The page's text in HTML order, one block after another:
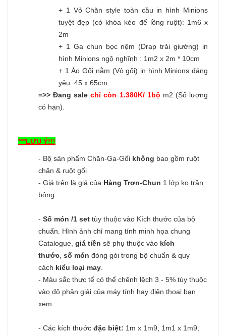
+ 1 Vỏ Chăn style toàn cầu in hình Minions
tuyệt đẹp (có khóa kéo để lồng ruột): 1m6 x
2m
+ 1 Ga chun bọc nệm (Drap trải giường) in
hình Minions ngộ nghĩnh : 1m2 x 2m * 10cm
+ 1 Áo Gối nằm (Vỏ gối) in hình Minions đáng
yêu: 45 x 65cm
=>> Đang salechỉ còn 1.380K/ 1bộ m2 (Số lượng
có hạn).
***LƯU Ý!!!
- Bộ sản phẩm Chăn-Ga-Gối không bao gồm ruột
chăn & ruột gối
- Giá trên là giá của Hàng Trơn-Chun 1 lớp ko trần
bông
- Số món /1 set tùy thuộc vào Kích thước của bộ
chuẩn. Hình ảnh chỉ mang tính minh họa chung
Catalogue, giá tiền sẽ phụ thuộc vào kích
thước số món đóng gói trong bộ chuẩn & quy
cách kiểu loại may
- Màu sắc thực tế có thể chênh lệch 3 - 5% tùy thuộc
vào độ phân giải của máy tính hay điện thoại bạn
xem.
- Các kích thước đặc biệt: 1m x 1m9, 1m1 x 1m9,